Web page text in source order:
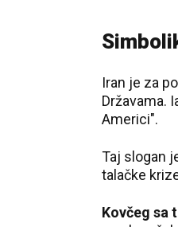
Iran je za
Državama.
Americi".
Taj slogan
talačke
Kovčeg sa